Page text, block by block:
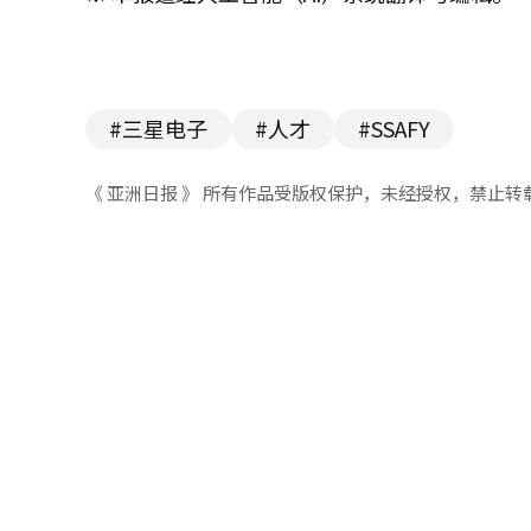
#三星电子 #人才 #SSAFY
《 亚洲日报 》 所有作品受版权保护，未经授权，禁止转